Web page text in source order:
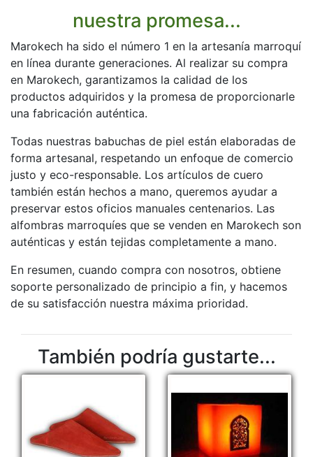
nuestra promesa...
Marokech ha sido el número 1 en la artesanía marroquí
en línea durante generaciones. Al realizar su compra
en Marokech, garantizamos la calidad de los
productos adquiridos y la promesa de proporcionarle
una fabricación auténtica.
Todas nuestras babuchas de piel están elaboradas de
forma artesanal, respetando un enfoque de comercio
justo y eco-responsable. Los artículos de cuero
también están hechos a mano, queremos ayudar a
preservar estos oficios manuales centenarios. Las
alfombras marroquíes que se venden en Marokech son
auténticas y están tejidas completamente a mano.
En resumen, cuando compra con nosotros, obtiene
soporte personalizado de principio a fin, y hacemos
de su satisfacción nuestra máxima prioridad.
También podría gustarte...